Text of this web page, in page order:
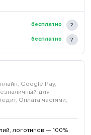
бесплатно
бесплатно
Google Pay,
для
Оплата частями,
логотипов — 100%